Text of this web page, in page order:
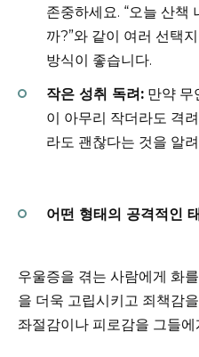
존중하세요. “오늘 산책
까?”와 같이 여러 선택
방식이 좋습니다.
작은 성취 독려: 만약 무
이 아무리 작더라도 격
라도 괜찮다는 것을 알
어떤 형태의 공격적인
우울증을 겪는 사람에게 화
을 더욱 고립시키고 죄책감
좌절감이나 피로감을 그들